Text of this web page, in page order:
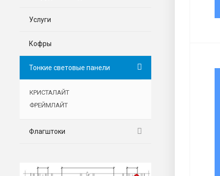
Услуги
Кофры
Тонкие световые панели
КРИСТАЛАЙТ
ФРЕЙМЛАЙТ
Флагштоки